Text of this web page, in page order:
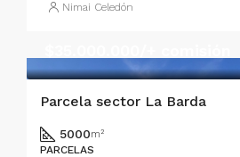
Nimai Celedón
Parcela sector La Barda
5000m²
PARCELAS